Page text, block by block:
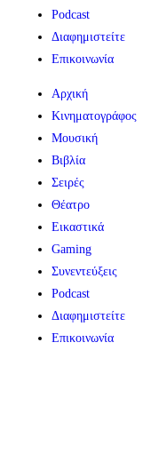
Podcast
Διαφημιστείτε
Επικοινωνία
Αρχική
Κινηματογράφος
Μουσική
Βιβλία
Σειρές
Θέατρο
Εικαστικά
Gaming
Συνεντεύξεις
Podcast
Διαφημιστείτε
Επικοινωνία